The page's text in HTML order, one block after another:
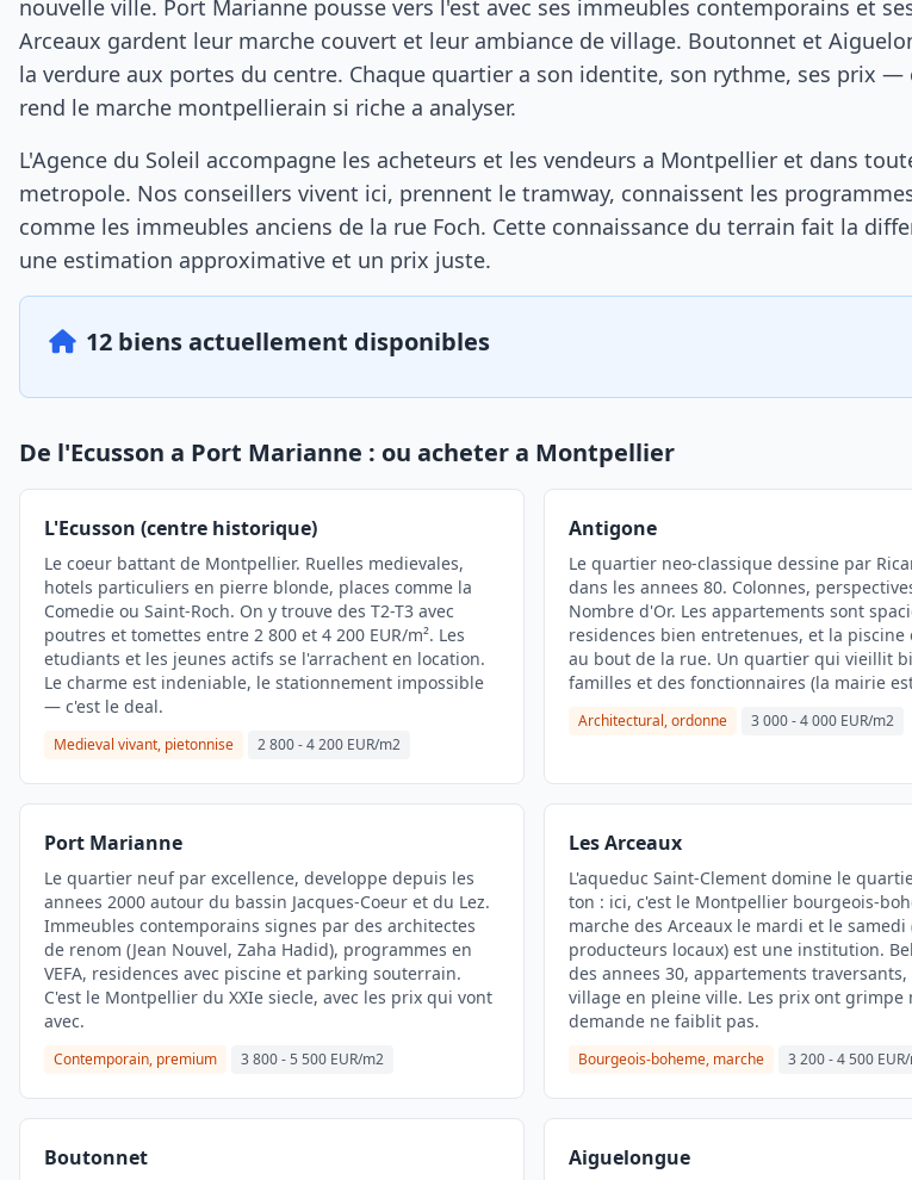
nouvelle ville. Port Marianne pousse vers l'est avec ses immeubles contemporains et
Arceaux gardent leur marche couvert et leur ambiance de village. Boutonnet et
la verdure aux portes du centre. Chaque quartier a son identite, son rythme, ses prix —
rend le marche montpellierain si riche a analyser.
L'Agence du Soleil accompagne les acheteurs et les vendeurs a Montpellier et dans
metropole. Nos conseillers vivent ici, prennent le tramway, connaissent les
comme les immeubles anciens de la rue Foch. Cette connaissance du terrain fait la
une estimation approximative et un prix juste.
12 biens actuellement disponibles
De l'Ecusson a Port Marianne : ou acheter a Montpellier
L'Ecusson (centre historique)
Le coeur battant de Montpellier. Ruelles medievales,
hotels particuliers en pierre blonde, places comme la
Comedie ou Saint-Roch. On y trouve des T2-T3 avec
poutres et tomettes entre 2 800 et 4 200 EUR/m². Les
etudiants et les jeunes actifs se l'arrachent en location.
Le charme est indeniable, le stationnement impossible
— c'est le deal.
Medieval vivant, pietonnise 2 800 - 4 200 EUR/m2
Antigone
Le quartier neo-classique dessine par
dans les annees 80. Colonnes,
Nombre d'Or. Les appartements sont
residences bien entretenues, et la piscine
au bout de la rue. Un quartier qui vieillit
familles et des fonctionnaires (la mairie
Architectural, ordonne 3 000 - 4 000 EUR/m2
Port Marianne
Le quartier neuf par excellence, developpe depuis les
annees 2000 autour du bassin Jacques-Coeur et du Lez.
Immeubles contemporains signes par des architectes
de renom (Jean Nouvel, Zaha Hadid), programmes en
VEFA, residences avec piscine et parking souterrain.
C'est le Montpellier du XXIe siecle, avec les prix qui vont
avec.
Contemporain, premium 3 800 - 5 500 EUR/m2
Les Arceaux
L'aqueduc Saint-Clement domine le
ton : ici, c'est le Montpellier bourgeois-
marche des Arceaux le mardi et le samedi
producteurs locaux) est une institution.
des annees 30, appartements
village en pleine ville. Les prix ont grimpe
demande ne faiblit pas.
Bourgeois-boheme, marche 3 200 - 4 500
Boutonnet Aiguelongue